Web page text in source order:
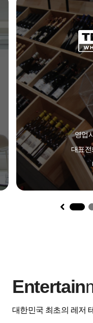
영업
대표전
1
Entertain
대한민국 최초의 레저